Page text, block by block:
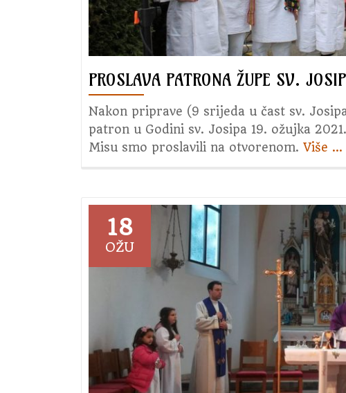
PROSLAVA PATRONA ŽUPE SV.
Nakon priprave (9 srijeda u čast sv.
patron u Godini sv. Josipa 19. ožujka
Misu smo proslavili na otvorenom. Više …
18
OŽU